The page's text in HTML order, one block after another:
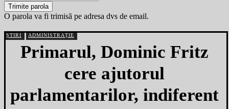
O parola va fi trimisă pe adresa dvs de email.
ȘTIRI ADMINISTRAȚIE
Primarul, Dominic Fritz
cere ajutorul
parlamentarilor, indiferent